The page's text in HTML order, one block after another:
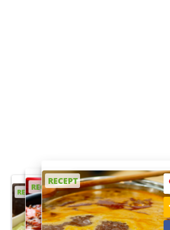
RECEPT
RECEPT
RECEPT
RECEPT
RECEPT